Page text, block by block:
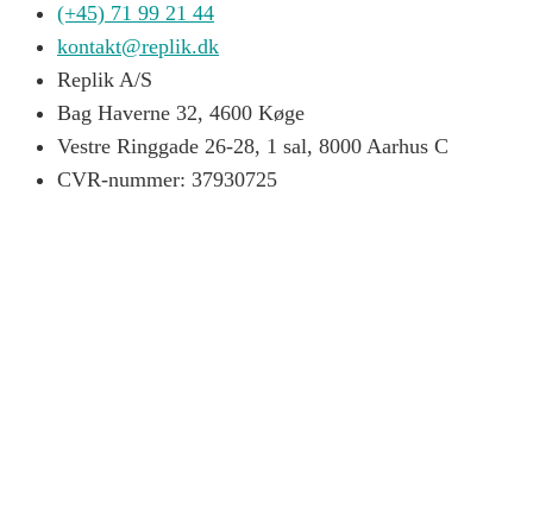
(+45) 71 99 21 44
kontakt@replik.dk
Replik A/S
Bag Haverne 32, 4600 Køge
Vestre Ringgade 26-28, 1 sal, 8000 Aarhus C
CVR-nummer: 37930725